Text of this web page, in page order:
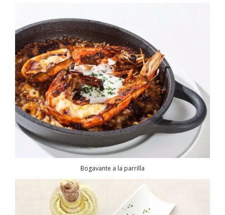
Bogavante a la parrilla